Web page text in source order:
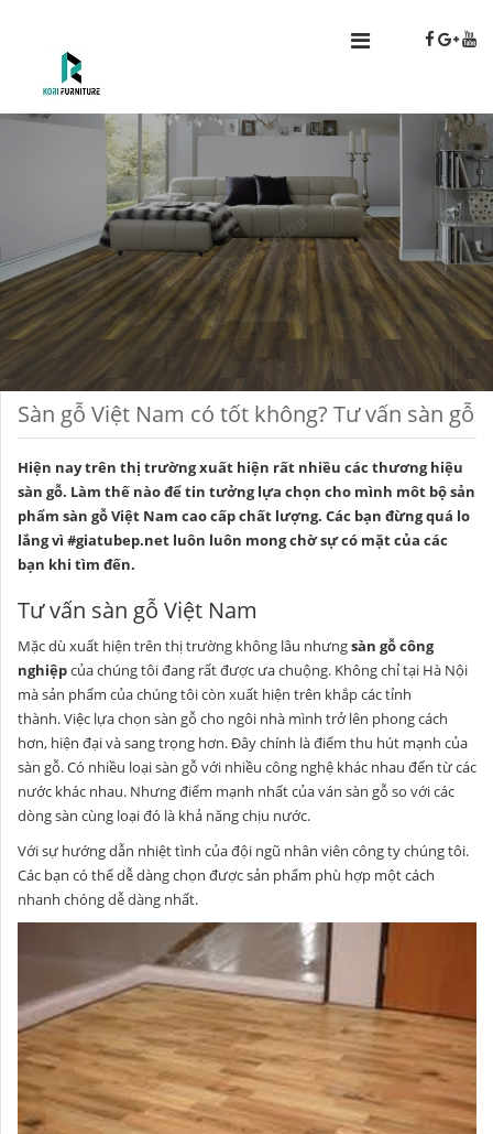
Sàn gỗ Việt Nam có tốt không? Tư vấn sàn gỗ
Hiện nay trên thị trường xuất hiện rất nhiều các thương hiệu
sàn gỗ. Làm thế nào để tin tưởng lựa chọn cho mình môt bộ sản
phẩm sàn gỗ Việt Nam cao cấp chất lượng. Các bạn đừng quá lo
lắng vì #giatubep.net luôn luôn mong chờ sự có mặt của các
bạn khi tìm đến.
Tư vấn sàn gỗ Việt Nam
Mặc dù xuất hiện trên thị trường không lâu nhưngsàn gỗ công
nghiệpcủa chúng tôi đang rất được ưa chuộng. Không chỉ tại Hà Nội
mà sản phẩm của chúng tôi còn xuất hiện trên khắp các tỉnh
thành. Việc lựa chọn sàn gỗ cho ngôi nhà mình trở lên phong cách
hơn, hiện đại và sang trọng hơn. Đây chính là điểm thu hút mạnh của
sàn gỗ. Có nhiều loại sàn gỗ với nhiều công nghệ khác nhau đến từ các
nước khác nhau. Nhưng điểm mạnh nhất của ván sàn gỗ so với các
dòng sàn cùng loại đó là khả năng chịu nước.
Với sự hướng dẫn nhiệt tình của đội ngũ nhân viên công ty chúng tôi.
Các bạn có thể dễ dàng chọn được sản phẩm phù hợp một cách
nhanh chóng dễ dàng nhất.